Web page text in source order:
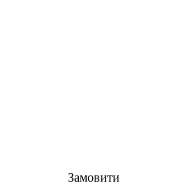
Замовити